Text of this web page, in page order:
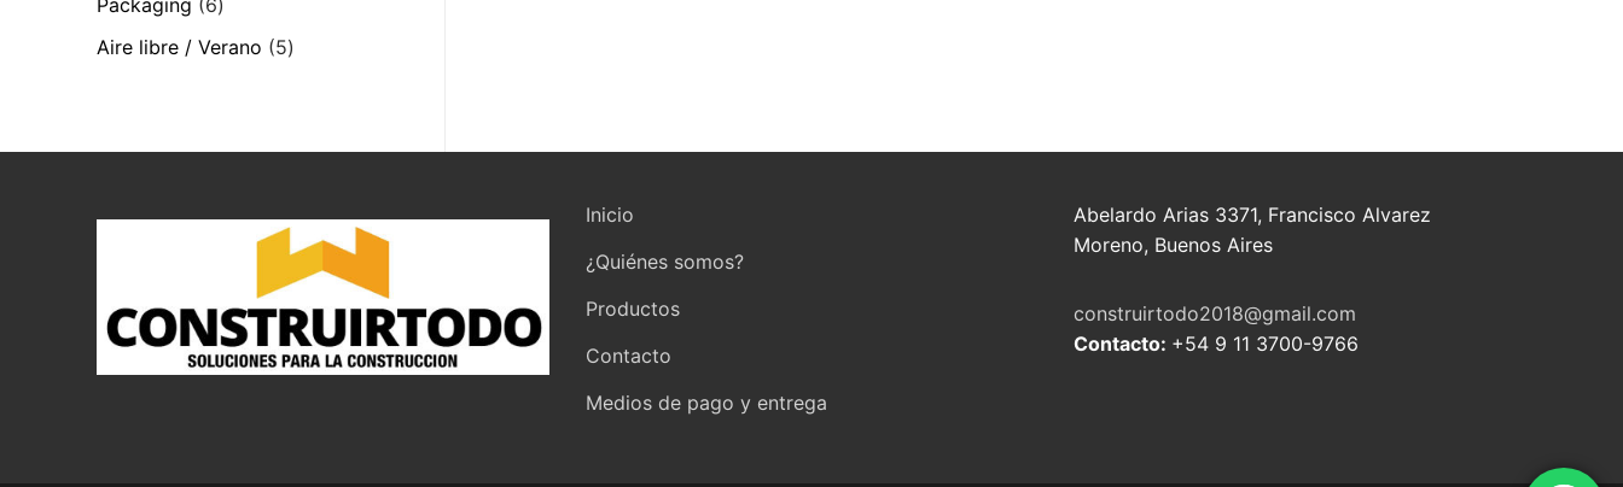
Packaging 6
productos
Aire libre / Verano 55
Inicio
¿Quiénes somos?
Productos
Contacto
Medios de pago y entrega
Abelardo Arias 3371, Francisco Alvarez
Moreno, Buenos Aires
construirtodo2018@gmail.com
Contacto: +54 9 11 3700-9766